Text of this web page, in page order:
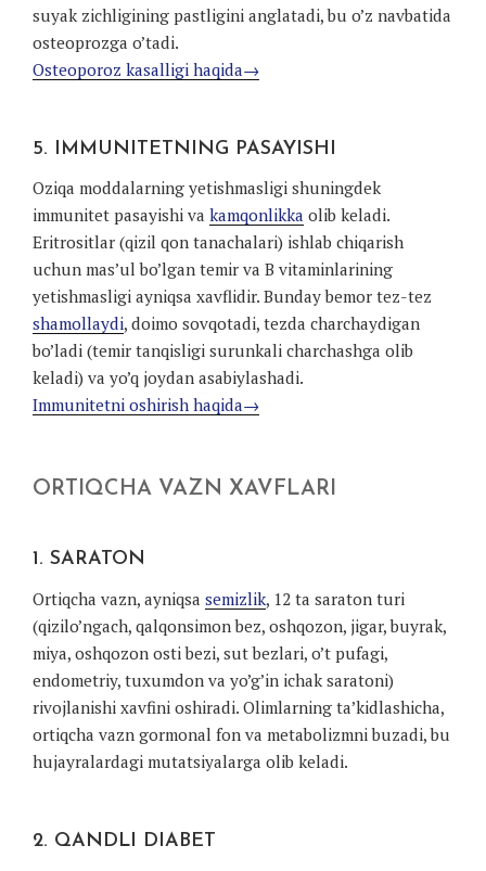
suyak zichligining pastligini anglatadi, bu o’z navbatida
osteoprozga o’tadi.
Osteoporoz kasalligi haqida→
5. IMMUNITETNING PASAYISHI
Oziqa moddalarning yetishmasligi shuningdek
immunitet pasayishi va kamqonlikka olib keladi.
Eritrositlar (qizil qon tanachalari) ishlab chiqarish
uchun mas’ul bo’lgan temir va B vitaminlarining
yetishmasligi ayniqsa xavflidir. Bunday bemor tez-tez
shamollaydi, doimo sovqotadi, tezda charchaydigan
bo’ladi (temir tanqisligi surunkali charchashga olib
keladi) va yo’q joydan asabiylashadi.
Immunitetni oshirish haqida→
ORTIQCHA VAZN XAVFLARI
1. SARATON
Ortiqcha vazn, ayniqsa semizlik, 12 ta saraton turi
(qizilo’ngach, qalqonsimon bez, oshqozon, jigar, buyrak,
miya, oshqozon osti bezi, sut bezlari, o’t pufagi,
endometriy, tuxumdon va yo’g’in ichak saratoni)
rivojlanishi xavfini oshiradi. Olimlarning ta’kidlashicha,
ortiqcha vazn gormonal fon va metabolizmni buzadi, bu
hujayralardagi mutatsiyalarga olib keladi.
2. QANDLI DIABET